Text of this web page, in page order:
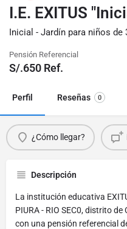
I.E. EXITUS
Inicial - Jardín para niños de
Pensión Referencial
S/.650 Ref.
Perfil Reseñas 0
¿Cómo llegar?
Descripción
La institución educativa
PIURA - RIO SEC0, distrito
con una pensión referencial